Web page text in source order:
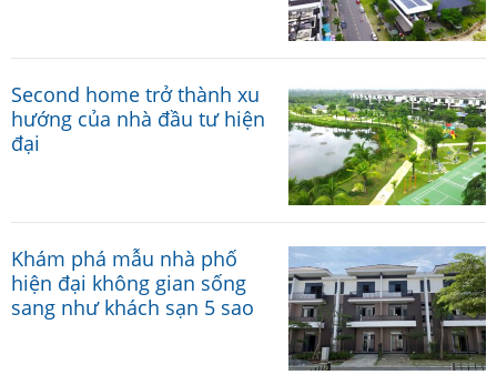
Second home trở thành xu
hướng của nhà đầu tư hiện
đại
Khám phá mẫu nhà phố
hiện đại không gian sống
sang như khách sạn 5 sao